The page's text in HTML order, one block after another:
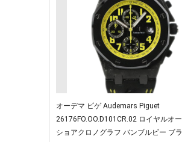
オーデマ ピゲ Audemars Piguet
26176FO.OO.D101CR.02 ロイヤルオ
ショアクロノグラフ バンブルビー ブ